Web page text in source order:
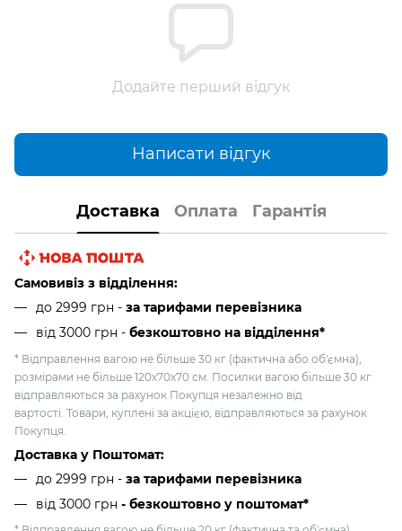
Додайте перший відгук
Написати відгук
Доставка Оплата Гарантія
Самовивіз з відділення:
до 2999 грн - за тарифами перевізника
від 3000 грн - безкоштовно на відділення*
* Відправлення вагою не більше 30 кг (фактична або об'ємна),
розмірами не більше 120х70х70 см. Посилки вагою більше 30 кг
відправляються за рахунок Покупця незалежно від
вартості. Товари, куплені за акцією, відправляються за рахунок
Покупця.
Доставка у Поштомат:
до 2999 грн - за тарифами перевізника
від 3000 грн - безкоштовно у поштомат*